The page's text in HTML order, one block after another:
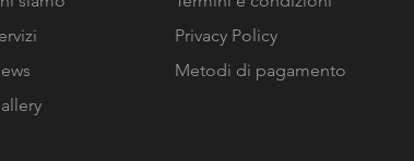
Privacy Policy
Metodi di pagamento